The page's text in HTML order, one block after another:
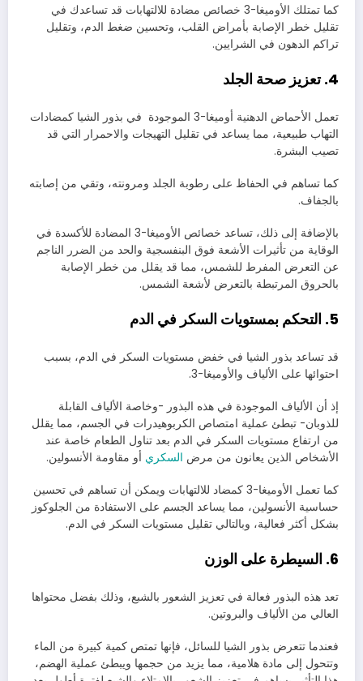
كما تمتلك الأوميغا-3 خصائص مضادة للالتهابات قد تساعدك في
تقليل خطر الإصابة بأمراض القلب، وتحسين ضغط الدم، وتقليل
تراكم الدهون في الشرايين.
4. تعزيز صحة الجلد
تعمل الأحماض الدهنية أوميغا-3 الموجودة في بذور الشيا كمضادات
التهاب طبيعية، مما يساعد في تقليل التهيجات والاحمرار التي قد
تصيب البشرة.
كما تساهم في الحفاظ على رطوبة الجلد ومرونته، وتقي من إصابته
بالجفاف.
بالإضافة إلى ذلك، تساعد خصائص الأوميغا-3 المضادة للأكسدة في
الوقاية من تأثيرات الأشعة فوق البنفسجية والحد من الضرر الناجم
عن التعرض المفرط للشمس، مما قد يقلل من خطر الإصابة
بالحروق المرتبطة بالتعرض لأشعة الشمس.
5. التحكم بمستويات السكر في الدم
قد تساعد بذور الشيا في خفض مستويات السكر في الدم، بسبب
احتوائها على الألياف والأوميغا-3.
إذ أن الألياف الموجودة في هذه البذور -وخاصة الألياف القابلة
للذوبان- تبطئ عملية امتصاص الكربوهيدرات في الجسم، مما يقلل
من ارتفاع مستويات السكر في الدم بعد تناول الطعام خاصة عند
الأشخاص الذين يعانون من مرض السكري أو مقاومة الأنسولين.
كما تعمل الأوميغا-3 كمضاد للالتهابات ويمكن أن تساهم في تحسين
حساسية الأنسولين، مما يساعد الجسم على الاستفادة من الجلوكوز
بشكل أكثر فعالية، وبالتالي تقليل مستويات السكر في الدم.
6. السيطرة على الوزن
تعد هذه البذور فعالة في تعزيز الشعور بالشبع، وذلك بفضل محتواها
العالي من الألياف والبروتين.
فعندما تتعرض بذور الشيا للسائل، فإنها تمتص كمية كبيرة من الماء
وتتحول إلى مادة هلامية، مما يزيد من حجمها ويبطئ عملية الهضم،